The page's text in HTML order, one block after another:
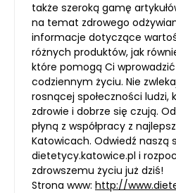
także szeroką gamę
na temat zdrowego
informacje dotyczące
różnych produktów, jak
które pomogą Ci
codziennym życiu. Nie
rosnącej społeczności ludzi,
zdrowie i dobrze się czują.
płyną z współpracy z
Katowicach. Odwiedź naszą
dietetycy.katowice.pl i
zdrowszemu życiu już dziś!
Strona www: http://